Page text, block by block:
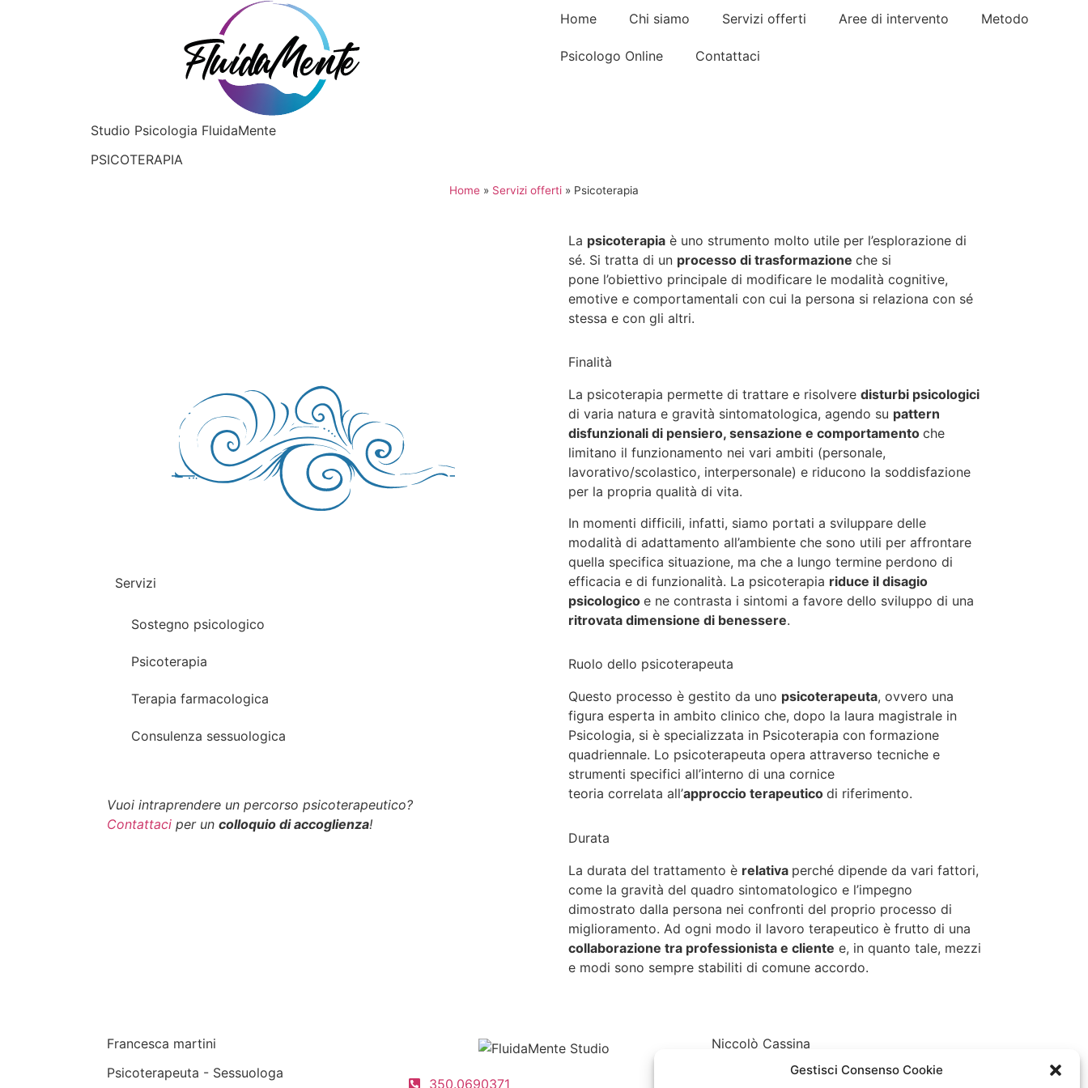
Gestisci Consenso Cookie
Home Chi siamo Servizi offerti Aree di intervento Metodo
Psicologo Online Contattaci
Studio Psicologia FluidaMente
PSICOTERAPIA
Home » Servizi offerti » Psicoterapia
Servizi
Sostegno psicologico
Psicoterapia
Terapia farmacologica
Consulenza sessuologica
Vuoi intraprendere un percorso psicoterapeutico?
Contattaci per un colloquio di accoglienza!
La psicoterapia è uno strumento molto utile per l’esplorazione di
sé. Si tratta di un processo di trasformazione che si
pone l’obiettivo principale di modificare le modalità cognitive,
emotive e comportamentali con cui la persona si relaziona con sé
stessa e con gli altri.
Finalità
La psicoterapia permette di trattare e risolvere disturbi psicologici
di varia natura e gravità sintomatologica, agendo su pattern
disfunzionali di pensiero, sensazione e comportamento che
limitano il funzionamento nei vari ambiti (personale,
lavorativo/scolastico, interpersonale) e riducono la soddisfazione
per la propria qualità di vita.
In momenti difficili, infatti, siamo portati a sviluppare delle
modalità di adattamento all’ambiente che sono utili per affrontare
quella specifica situazione, ma che a lungo termine perdono di
efficacia e di funzionalità. La psicoterapia riduce il disagio
psicologico e ne contrasta i sintomi a favore dello sviluppo di una
ritrovata dimensione di benessere.
Ruolo dello psicoterapeuta
Questo processo è gestito da uno psicoterapeuta, ovvero una
figura esperta in ambito clinico che, dopo la laura magistrale in
Psicologia, si è specializzata in Psicoterapia con formazione
quadriennale. Lo psicoterapeuta opera attraverso tecniche e
strumenti specifici all’interno di una cornice
teoria correlata all’approccio terapeutico di riferimento.
Durata
La durata del trattamento è relativa perché dipende da vari fattori,
come la gravità del quadro sintomatologico e l’impegno
dimostrato dalla persona nei confronti del proprio processo di
miglioramento. Ad ogni modo il lavoro terapeutico è frutto di una
collaborazione tra professionista e cliente e, in quanto tale, mezzi
e modi sono sempre stabiliti di comune accordo.
Francesca martini
Psicoterapeuta - Sessuologa
350.0690371
Niccolò Cassina
Psichiatra - Psicoterapeuta